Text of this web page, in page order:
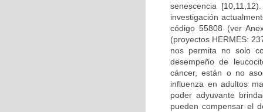
senescencia
investigación
código 55808 (ver
(proyectos HERMES:
nos permita no solo
desempeño de
cáncer, están o no
influenza en adultos
poder adyuvante
pueden compensar el